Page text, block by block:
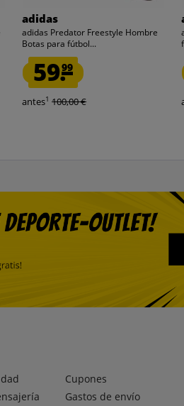
adidas
adidas Predator Freestyle Hombre
Botas para fútbol...
59.99
antes1 100,00 €
Cupones
Gastos de envío